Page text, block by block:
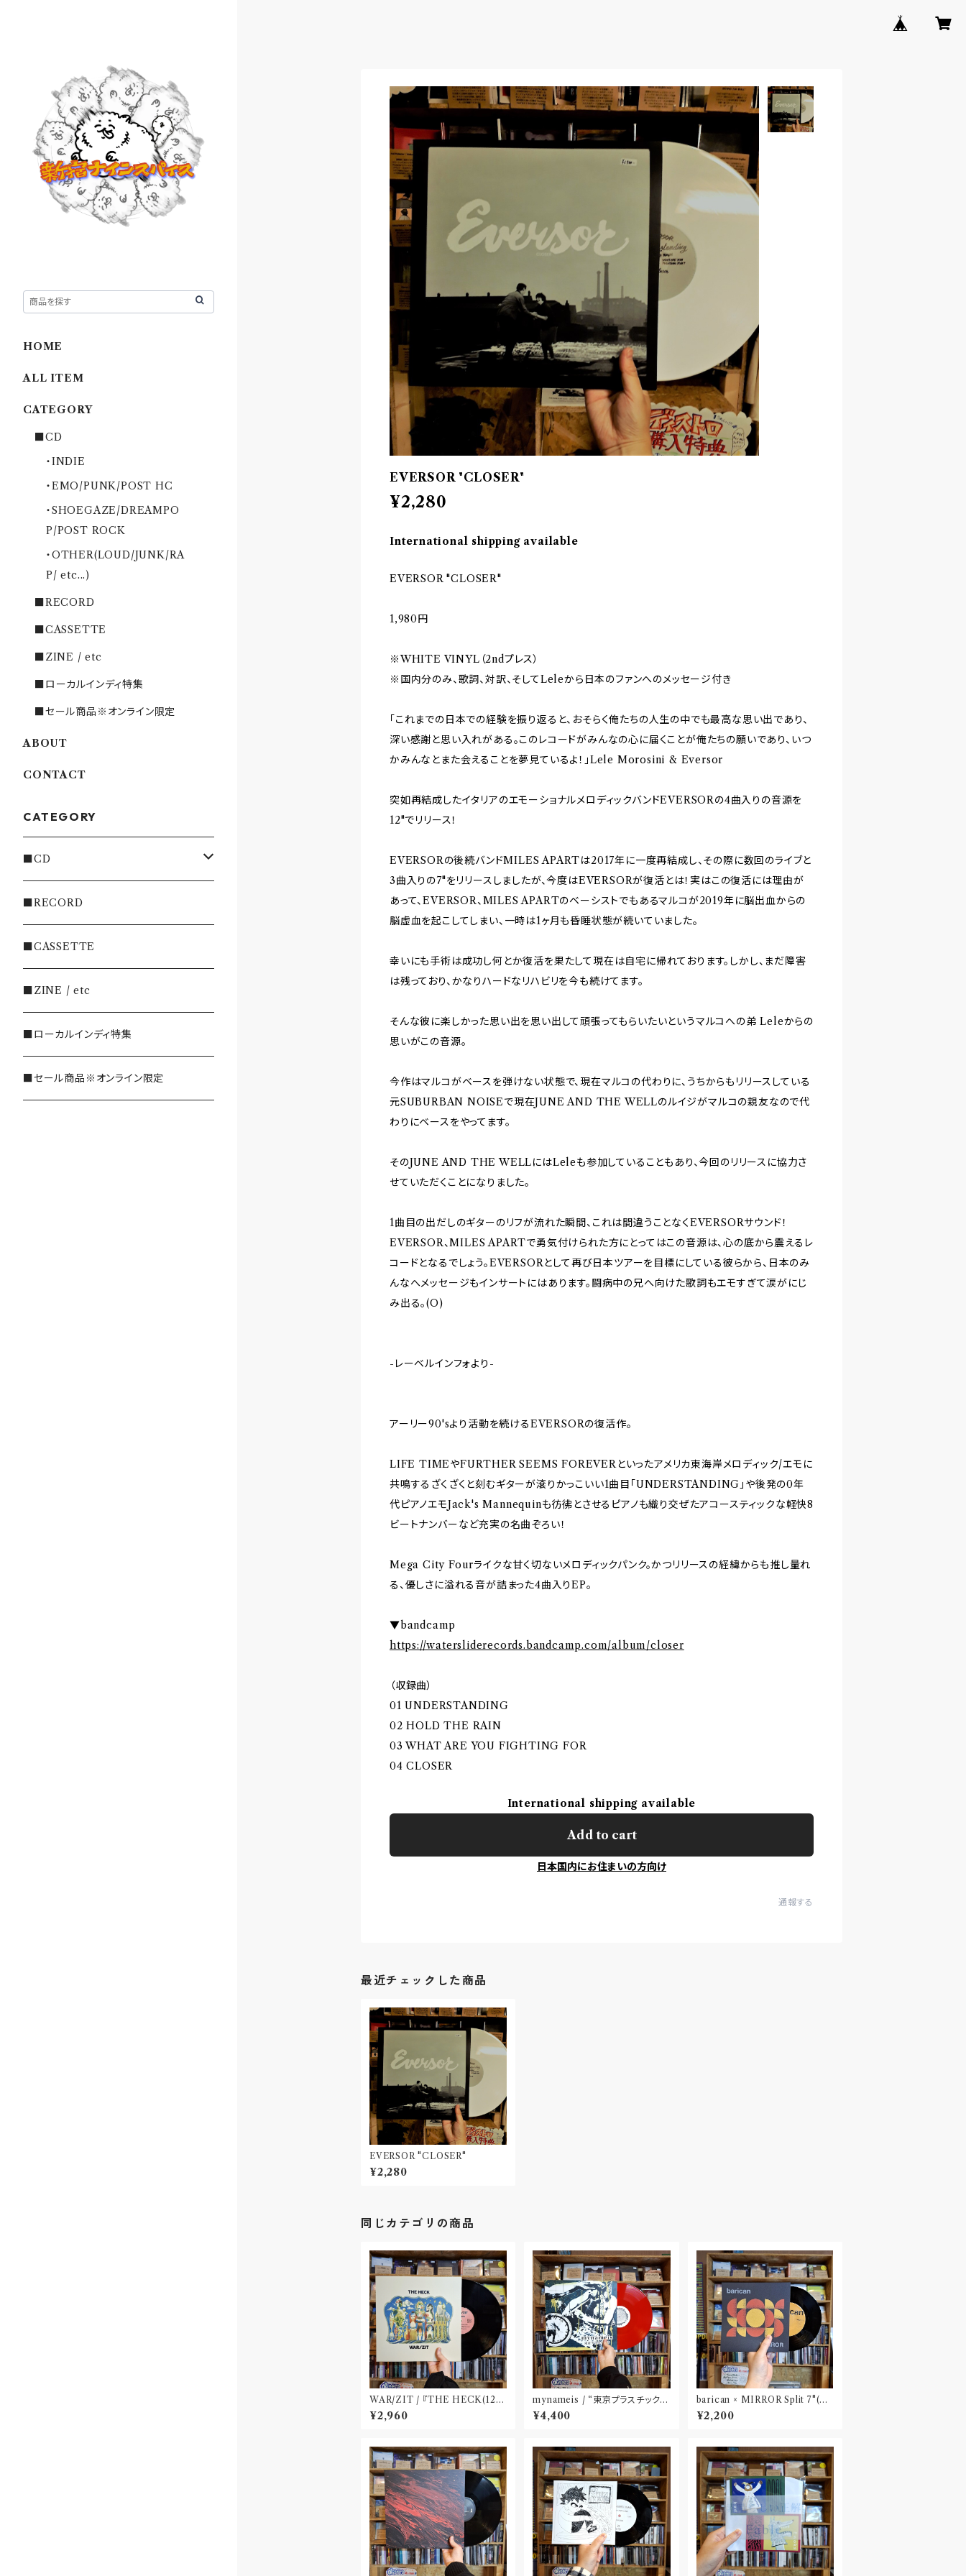
EVERSOR "CLOSER"
¥2,280
International shipping available
EVERSOR "CLOSER"
1,980円
※WHITE VINYL（2ndプレス）
※国内分のみ、歌詞、対訳、そしてLeleから日本のファンへのメッセージ付き
「これまでの日本での経験を振り返ると、おそらく俺たちの人生の中でも最高な思い出であり、
深い感謝と思い入れがある。このレコードがみんなの心に届くことが俺たちの願いであり、いつ
かみんなとまた会えることを夢見ているよ！」Lele Morosini & Eversor
突如再結成したイタリアのエモーショナルメロディックバンドEVERSORの4曲入りの音源を
12"でリリース！
EVERSORの後続バンドMILES APARTは2017年に一度再結成し、その際に数回のライブと
3曲入りの7"をリリースしましたが、今度はEVERSORが復活とは！実はこの復活には理由が
あって、EVERSOR、MILES APARTのベーシストでもあるマルコが2019年に脳出血からの
脳虚血を起こしてしまい、一時は1ヶ月も昏睡状態が続いていました。
幸いにも手術は成功し何とか復活を果たして現在は自宅に帰れております。しかし、まだ障害
は残っており、かなりハードなリハビリを今も続けてます。
そんな彼に楽しかった思い出を思い出して頑張ってもらいたいというマルコへの弟 Leleからの
思いがこの音源。
今作はマルコがベースを弾けない状態で、現在マルコの代わりに、うちからもリリースしている
元SUBURBAN NOISEで現在JUNE AND THE WELLのルイジがマルコの親友なので代
わりにベースをやってます。
そのJUNE AND THE WELLにはLeleも参加していることもあり、今回のリリースに協力さ
せていただくことになりました。
1曲目の出だしのギターのリフが流れた瞬間、これは間違うことなくEVERSORサウンド！
EVERSOR、MILES APARTで勇気付けられた方にとってはこの音源は、心の底から震えるレ
コードとなるでしょう。EVERSORとして再び日本ツアーを目標にしている彼らから、日本のみ
んなへメッセージもインサートにはあります。闘病中の兄へ向けた歌詞もエモすぎて涙がにじ
み出る。(O)
-レーベルインフォより-
アーリー90'sより活動を続けるEVERSORの復活作。
LIFE TIMEやFURTHER SEEMS FOREVERといったアメリカ東海岸メロディック/エモに
共鳴するざくざくと刻むギターが滾りかっこいい1曲目「UNDERSTANDING」や後発の0年
代ピアノエモJack's Mannequinも彷彿とさせるピアノも織り交ぜたアコースティックな軽快8
ビートナンバーなど充実の名曲ぞろい！
Mega City Fourライクな甘く切ないメロディックパンク。かつリリースの経緯からも推し量れ
る、優しさに溢れる音が詰まった4曲入りEP。
▼bandcamp
https://watersliderecords.bandcamp.com/album/closer
（収録曲）
01 UNDERSTANDING
02 HOLD THE RAIN
03 WHAT ARE YOU FIGHTING FOR
04 CLOSER
International shipping available
Add to cart
日本国内にお住まいの方向け
通報する
最近チェックした商品
EVERSOR "CLOSER"
¥2,280
同じカテゴリの商品
WAR​/​ZIT​ / 『​THE HECK(​12")​
』
¥2,960
mynameis / “東京プラスチック”
LP(12 inch)
¥4,400
barican × MIRROR Split 7"(D
Lコード付属)
¥2,200
HOME
ALL ITEM
CATEGORY
■CD
・INDIE
・EMO/PUNK/POST HC
・SHOEGAZE/DREAMPO
P/POST ROCK
・OTHER(LOUD/JUNK/RA
P/ etc...)
■RECORD
■CASSETTE
■ZINE / etc
■ローカルインディ特集
■セール商品※オンライン限定
ABOUT
CONTACT
CATEGORY
■CD
・INDIE
・EMO/PUNK/POST HC
・SHOEGAZE/DREAMPOP/POST
ROCK
・OTHER(LOUD/JUNK/RAP/ et
c...)
■RECORD
■CASSETTE
■ZINE / etc
■ローカルインディ特集
■セール商品※オンライン限定